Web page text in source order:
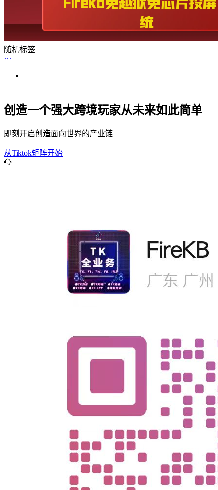
随机标签
创造一个强大跨境玩家从未来如此简单
即刻开启创造面向世界的产业链
从Tiktok矩阵开始